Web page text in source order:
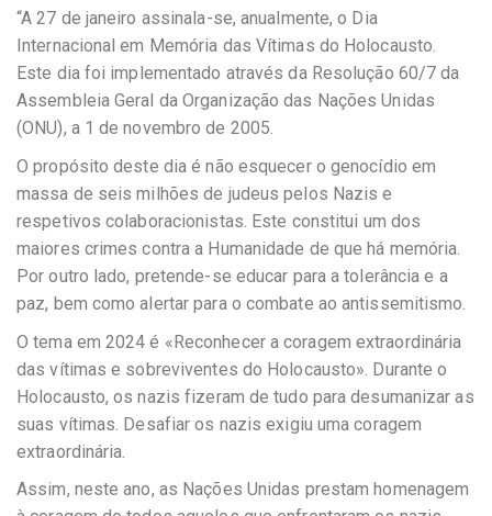
“A 27 de janeiro assinala-se, anualmente, o Dia
Internacional em Memória das Vítimas do Holocausto.
Este dia foi implementado através da Resolução 60/7 da
Assembleia Geral da Organização das Nações Unidas
(ONU), a 1 de novembro de 2005.
O propósito deste dia é não esquecer o genocídio em
massa de seis milhões de judeus pelos Nazis e
respetivos colaboracionistas. Este constitui um dos
maiores crimes contra a Humanidade de que há memória.
Por outro lado, pretende-se educar para a tolerância e a
paz, bem como alertar para o combate ao antissemitismo.
O tema em 2024 é «Reconhecer a coragem extraordinária
das vítimas e sobreviventes do Holocausto». Durante o
Holocausto, os nazis fizeram de tudo para desumanizar as
suas vítimas. Desafiar os nazis exigiu uma coragem
extraordinária.
Assim, neste ano, as Nações Unidas prestam homenagem